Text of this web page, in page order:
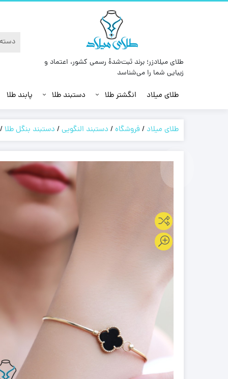
طلای میلادزر؛ برند ثبت‌شدهٔ رسمی کشور، اعتماد و
زیبایی شما را می‌شناسد
طلای میلاد انگشتر طلا دستبند طلا پابند طلا
طلای میلاد /فروشگاه/ دستبند النگویی/ دستبند بنگل طلا